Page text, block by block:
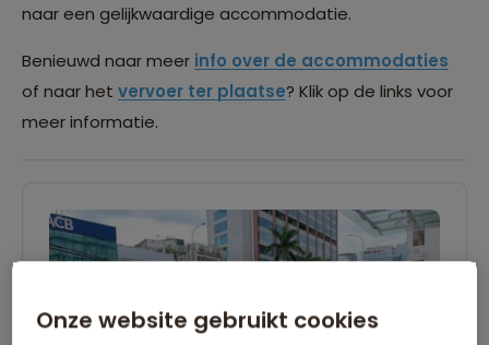
naar een gelijkwaardige accommodatie.
Benieuwd naar meer info over de accommodaties
of naar het vervoer ter plaatse? Klik op de links voor
meer informatie.
Onze website gebruikt cookies